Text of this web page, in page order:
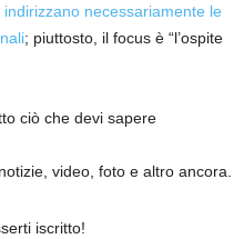
indirizzano necessariamente le
; piuttosto, il focus è “l’ospite
ciò che devi sapere
video, foto e altro ancora.
iscritto!